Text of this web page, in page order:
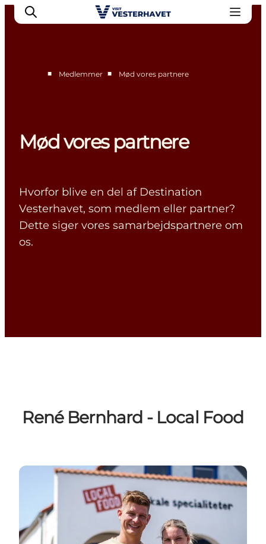
Projekter
Medlemskab
Om os
■ Medlemmer ■ Mød vores partnere
Mød vores partnere
Hvorfor blive en del af Destination
Vesterhavet, som medlem eller partner?
Dette siger vores samarbejdspartnere om
os.
René Bernhard - Local Food